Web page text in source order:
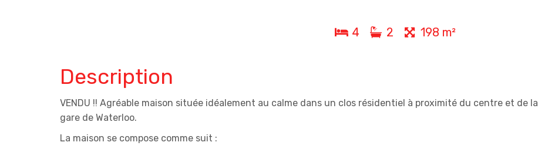
4 2 198 m²
Description
VENDU !! Agréable maison située idéalement au calme dans un clos résidentiel à proximité du centre et de la
gare de Waterloo.
La maison se compose comme suit :